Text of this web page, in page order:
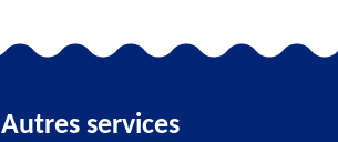
Autres services